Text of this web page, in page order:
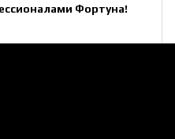
Фортуна!